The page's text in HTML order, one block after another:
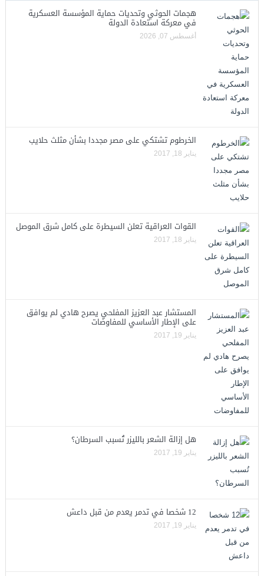
هجمات الحوثي وتحديات حماية المؤسسة العسكرية
في معركة استعادة الدولة
أغسطس 07, 2026
الخرطوم تشتكي على مصر مجددا بشأن مثلث حلايب
يناير 18, 2017
القوات العراقية تعلن السيطرة على كامل شرق الموصل
يناير 18, 2017
المستشار عبد العزيز المفلحي يصرح هادي لم يوافق
على الإطار الأساسي للمفاوضات
يناير 19, 2017
هل إزالة الشعر بالليزر تُسبب السرطان؟
يناير 19, 2017
12 شخصا في تدمر يعدم من قبل داعش
يناير 19, 2017